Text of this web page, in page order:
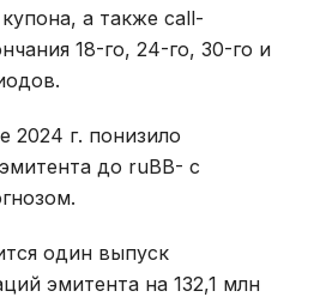
а также call-
18-го, 24-го, 30-го и
2024 г. понизило
до ruBB- с
один выпуск
эмитента на 132,1 млн